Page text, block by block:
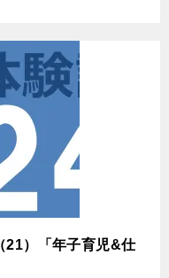
21）「年子育児&仕